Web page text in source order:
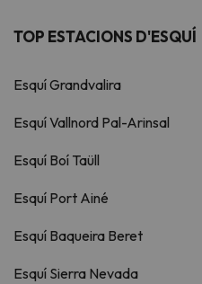
TOP ESTACIONS D'ESQUÍ
Esquí Grandvalira
Esquí Vallnord Pal-Arinsal
Esquí Boí Taüll
Esquí Port Ainé
Esquí Baqueira Beret
Esquí Sierra Nevada